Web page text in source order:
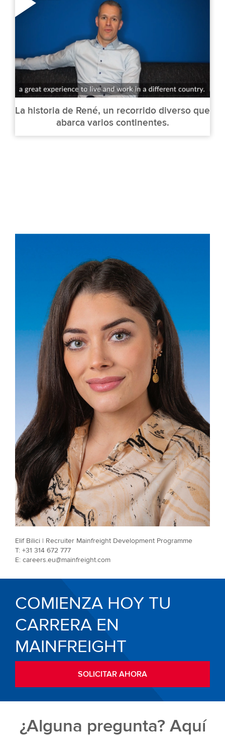
La historia de René, un recorrido diverso que
abarca varios continentes.
Elif Bilici | Recruiter Mainfreight Development Programme
T: +31 314 672 777
E: careers.eu@mainfreight.com
COMIENZA HOY TU
CARRERA EN
MAINFREIGHT
SOLICITAR AHORA
¿Alguna pregunta? Aquí